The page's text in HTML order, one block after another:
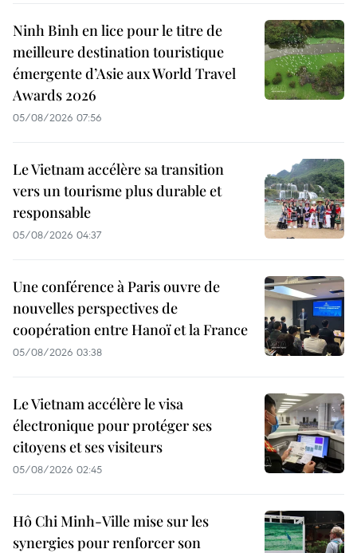
Ninh Binh en lice pour le titre de
meilleure destination touristique
émergente d’Asie aux World Travel
Awards 2026
05/08/2026 07:56
Le Vietnam accélère sa transition
vers un tourisme plus durable et
responsable
05/08/2026 04:37
Une conférence à Paris ouvre de
nouvelles perspectives de
coopération entre Hanoï et la France
05/08/2026 03:38
Le Vietnam accélère le visa
électronique pour protéger ses
citoyens et ses visiteurs
05/08/2026 02:45
Hô Chi Minh-Ville mise sur les
synergies pour renforcer son